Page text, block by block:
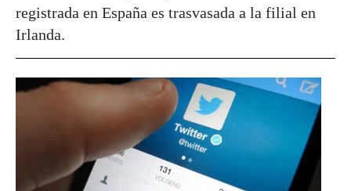
registrada en España es trasvasada a la filial en
Irlanda.